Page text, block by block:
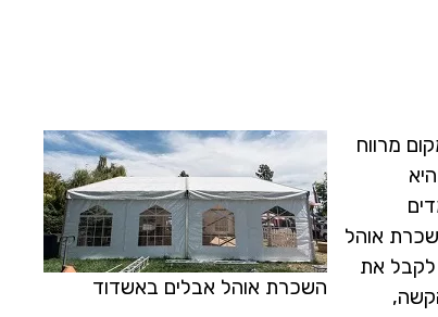
השכרת אוהל אבלים באשדוד
מרווח
אוהל
לקבל את